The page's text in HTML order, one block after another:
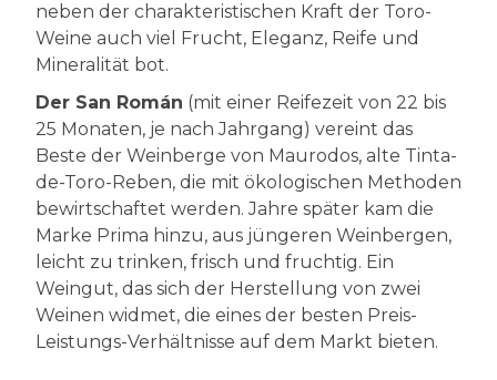
neben der charakteristischen Kraft der Toro-
Weine auch viel Frucht, Eleganz, Reife und
Mineralität bot.
Der San Román (mit einer Reifezeit von 22 bis
25 Monaten, je nach Jahrgang) vereint das
Beste der Weinberge von Maurodos, alte Tinta-
de-Toro-Reben, die mit ökologischen Methoden
bewirtschaftet werden. Jahre später kam die
Marke Prima hinzu, aus jüngeren Weinbergen,
leicht zu trinken, frisch und fruchtig. Ein
Weingut, das sich der Herstellung von zwei
Weinen widmet, die eines der besten Preis-
Leistungs-Verhältnisse auf dem Markt bieten.